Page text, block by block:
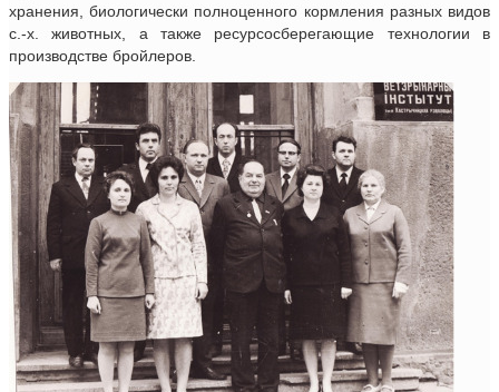
хранения, биологически полноценного кормления разных видов
с.-х. животных, а также ресурсосберегающие технологии в
производстве бройлеров.